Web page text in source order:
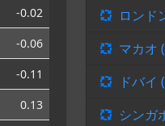
-0.02
-0.06
-0.11
0.13
ロンド
マカオ
ドバイ
シンガ